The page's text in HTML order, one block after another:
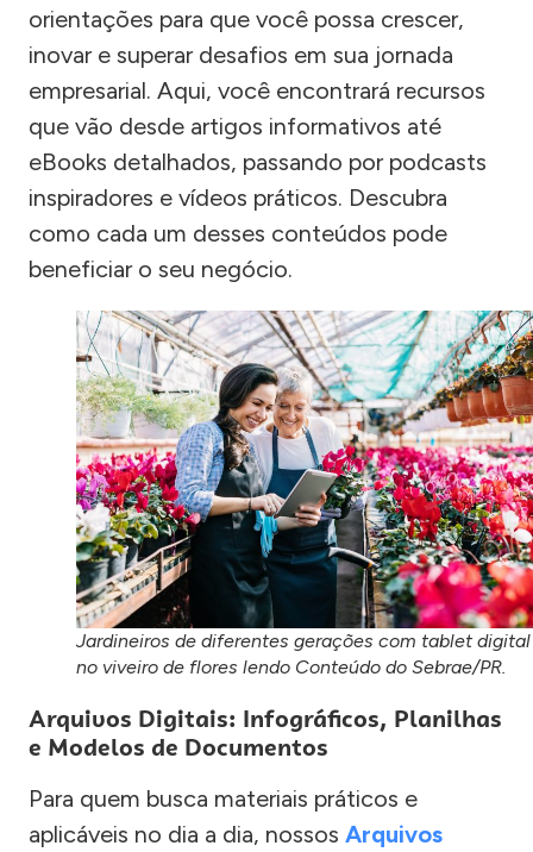
orientações para que você possa crescer,
inovar e superar desafios em sua jornada
empresarial. Aqui, você encontrará recursos
que vão desde artigos informativos até
eBooks detalhados, passando por podcasts
inspiradores e vídeos práticos. Descubra
como cada um desses conteúdos pode
beneficiar o seu negócio.
Jardineiros de diferentes gerações com tablet digital
no viveiro de flores lendo Conteúdo do Sebrae/PR.
Arquivos Digitais: Infográficos, Planilhas
e Modelos de Documentos
Para quem busca materiais práticos e
aplicáveis no dia a dia, nossos Arquivos